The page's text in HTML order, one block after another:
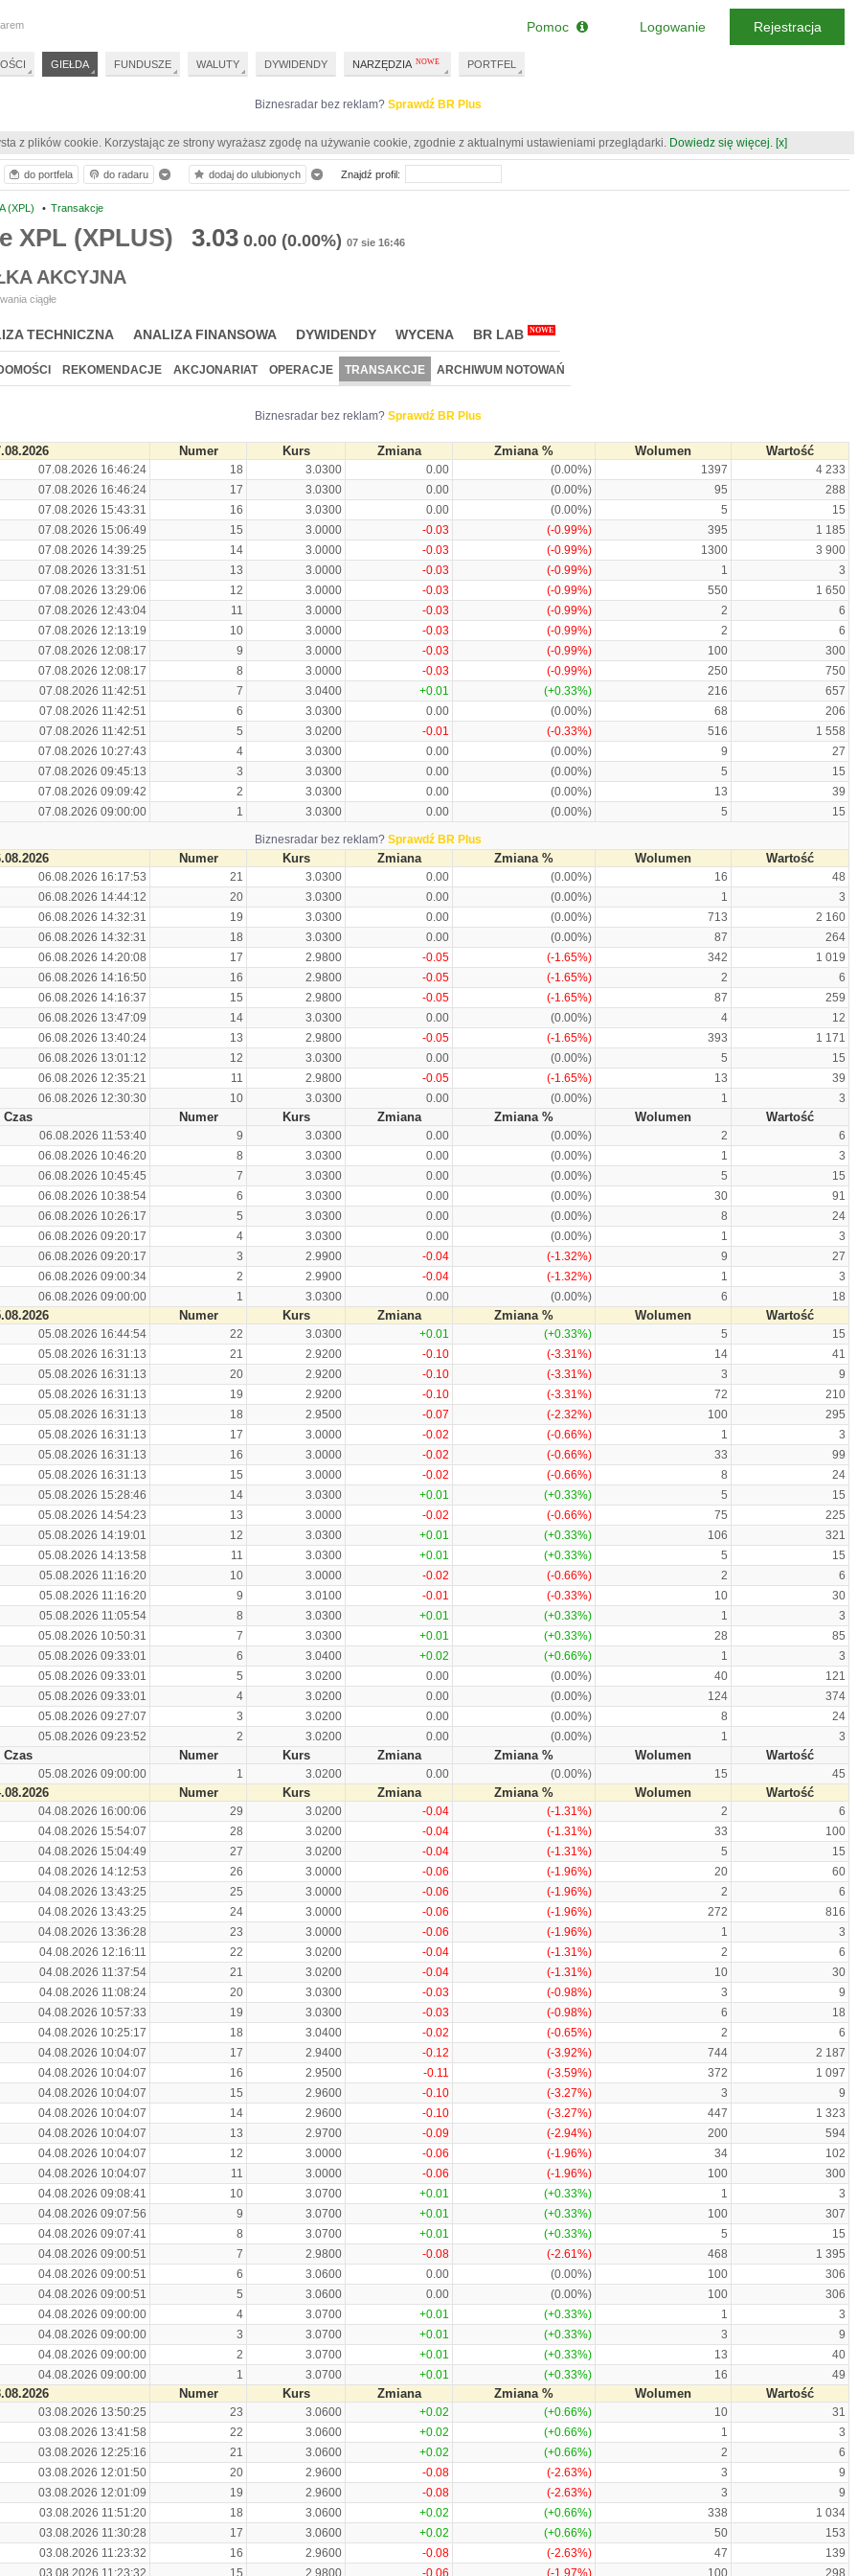
Biznesradar bez reklam? Sprawdź BR Plus
z plików cookie. Korzystając ze strony wyrażasz zgodę na używanie cookie, zgodnie z aktualnymi ustawieniami przeglądarki. Dowiedz się więcej. [x]
(XPL) • Transakcje
XPL (XPLUS) 3.03 0.00 (0.00%) 07 sie 16:46
AKCYJNA
ciągłe
TECHNICZNA ANALIZA FINANSOWA DYWIDENDY WYCENA BR LAB NOWE
REKOMENDACJE AKCJONARIAT OPERACJE TRANSAKCJE ARCHIWUM NOTOWAŃ
Biznesradar bez reklam? Sprawdź BR Plus
Numer Kurs Zmiana Zmiana % Wolumen Wartość
07.08.2026 16:46:24 18 3.0300 0.00 (0.00%) 1397
4 233
07.08.2026 16:46:24
17 3.0300 0.00 (0.00%) 95
288
07.08.2026 15:43:31
16 3.0300 0.00 (0.00%) 5
15
07.08.2026 15:06:49
15 3.0000 -0.03 (-0.99%) 395
1 185
07.08.2026 14:39:25
14 3.0000 -0.03 (-0.99%) 1300
3 900
07.08.2026 13:31:51
13 3.0000 -0.03 (-0.99%) 1
3
07.08.2026 13:29:06
12 3.0000 -0.03 (-0.99%) 550
1 650
07.08.2026 12:43:04
11 3.0000 -0.03 (-0.99%) 2
6
07.08.2026 12:13:19
10 3.0000 -0.03 (-0.99%) 2
6
07.08.2026 12:08:17
9 3.0000 -0.03 (-0.99%) 100
300
07.08.2026 12:08:17
8 3.0000 -0.03 (-0.99%) 250
750
07.08.2026 11:42:51
7 3.0400 +0.01 (+0.33%) 216
657
07.08.2026 11:42:51
6 3.0300 0.00 (0.00%) 68
206
07.08.2026 11:42:51
5 3.0200 -0.01 (-0.33%) 516
1 558
07.08.2026 10:27:43
4 3.0300 0.00 (0.00%) 9
27
07.08.2026 09:45:13
3 3.0300 0.00 (0.00%) 5
15
07.08.2026 09:09:42
2 3.0300 0.00 (0.00%) 13
39
07.08.2026 09:00:00
1 3.0300 0.00 (0.00%) 5 15
Biznesradar bez reklam? Sprawdź BR Plus
Numer Kurs Zmiana Zmiana % Wolumen Wartość
06.08.2026 16:17:53 21 3.0300 0.00 (0.00%) 16
48
06.08.2026 14:44:12
20 3.0300 0.00 (0.00%) 1
3
06.08.2026 14:32:31
19 3.0300 0.00 (0.00%) 713
2 160
06.08.2026 14:32:31
18 3.0300 0.00 (0.00%) 87
264
06.08.2026 14:20:08
17 2.9800 -0.05 (-1.65%) 342
1 019
06.08.2026 14:16:50
16 2.9800 -0.05 (-1.65%) 2
6
06.08.2026 14:16:37
15 2.9800 -0.05 (-1.65%) 87
259
06.08.2026 13:47:09
14 3.0300 0.00 (0.00%) 4
12
06.08.2026 13:40:24
13 2.9800 -0.05 (-1.65%) 393
1 171
06.08.2026 13:01:12
12 3.0300 0.00 (0.00%) 5
15
06.08.2026 12:35:21
11 2.9800 -0.05 (-1.65%) 13
39
06.08.2026 12:30:30
10 3.0300 0.00 (0.00%) 1 3
Czas Numer Kurs Zmiana Zmiana % Wolumen Wartość
06.08.2026 11:53:40 9 3.0300 0.00 (0.00%) 2
6
06.08.2026 10:46:20
8 3.0300 0.00 (0.00%) 1
3
06.08.2026 10:45:45
7 3.0300 0.00 (0.00%) 5
15
06.08.2026 10:38:54
6 3.0300 0.00 (0.00%) 30
91
06.08.2026 10:26:17
5 3.0300 0.00 (0.00%) 8
24
06.08.2026 09:20:17
4 3.0300 0.00 (0.00%) 1
3
06.08.2026 09:20:17
3 2.9900 -0.04 (-1.32%) 9
27
06.08.2026 09:00:34
2 2.9900 -0.04 (-1.32%) 1
3
06.08.2026 09:00:00
1 3.0300 0.00 (0.00%) 6 18
Numer Kurs Zmiana Zmiana % Wolumen Wartość
05.08.2026 16:44:54 22 3.0300 +0.01 (+0.33%) 5
15
05.08.2026 16:31:13
21 2.9200 -0.10 (-3.31%) 14
41
05.08.2026 16:31:13
20 2.9200 -0.10 (-3.31%) 3
9
05.08.2026 16:31:13
19 2.9200 -0.10 (-3.31%) 72
210
05.08.2026 16:31:13
18 2.9500 -0.07 (-2.32%) 100
295
05.08.2026 16:31:13
17 3.0000 -0.02 (-0.66%) 1
3
05.08.2026 16:31:13
16 3.0000 -0.02 (-0.66%) 33
99
05.08.2026 16:31:13
15 3.0000 -0.02 (-0.66%) 8
24
05.08.2026 15:28:46
14 3.0300 +0.01 (+0.33%) 5
15
05.08.2026 14:54:23
13 3.0000 -0.02 (-0.66%) 75
225
05.08.2026 14:19:01
12 3.0300 +0.01 (+0.33%) 106
321
05.08.2026 14:13:58
11 3.0300 +0.01 (+0.33%) 5
15
05.08.2026 11:16:20
10 3.0000 -0.02 (-0.66%) 2
6
05.08.2026 11:16:20
9 3.0100 -0.01 (-0.33%) 10
30
05.08.2026 11:05:54
8 3.0300 +0.01 (+0.33%) 1
3
05.08.2026 10:50:31
7 3.0300 +0.01 (+0.33%) 28
85
05.08.2026 09:33:01
6 3.0400 +0.02 (+0.66%) 1
3
05.08.2026 09:33:01
5 3.0200 0.00 (0.00%) 40
121
05.08.2026 09:33:01
4 3.0200 0.00 (0.00%) 124
374
05.08.2026 09:27:07
3 3.0200 0.00 (0.00%) 8
24
05.08.2026 09:23:52
2 3.0200 0.00 (0.00%) 1 3
Czas Numer Kurs Zmiana Zmiana % Wolumen Wartość
05.08.2026 09:00:00 1 3.0200 0.00 (0.00%) 15 45
Numer Kurs Zmiana Zmiana % Wolumen Wartość
04.08.2026 16:00:06 29 3.0200 -0.04 (-1.31%) 2
6
04.08.2026 15:54:07
28 3.0200 -0.04 (-1.31%) 33
100
04.08.2026 15:04:49
27 3.0200 -0.04 (-1.31%) 5
15
04.08.2026 14:12:53
26 3.0000 -0.06 (-1.96%) 20
60
04.08.2026 13:43:25
25 3.0000 -0.06 (-1.96%) 2
6
04.08.2026 13:43:25
24 3.0000 -0.06 (-1.96%) 272
816
04.08.2026 13:36:28
23 3.0000 -0.06 (-1.96%) 1
3
04.08.2026 12:16:11
22 3.0200 -0.04 (-1.31%) 2
6
04.08.2026 11:37:54
21 3.0200 -0.04 (-1.31%) 10
30
04.08.2026 11:08:24
20 3.0300 -0.03 (-0.98%) 3
9
04.08.2026 10:57:33
19 3.0300 -0.03 (-0.98%) 6
18
04.08.2026 10:25:17
18 3.0400 -0.02 (-0.65%) 2
6
04.08.2026 10:04:07
17 2.9400 -0.12 (-3.92%) 744
2 187
04.08.2026 10:04:07
16 2.9500 -0.11 (-3.59%) 372
1 097
04.08.2026 10:04:07
15 2.9600 -0.10 (-3.27%) 3
9
04.08.2026 10:04:07
14 2.9600 -0.10 (-3.27%) 447
1 323
04.08.2026 10:04:07
13 2.9700 -0.09 (-2.94%) 200
594
04.08.2026 10:04:07
12 3.0000 -0.06 (-1.96%) 34
102
04.08.2026 10:04:07
11 3.0000 -0.06 (-1.96%) 100
300
04.08.2026 09:08:41
10 3.0700 +0.01 (+0.33%) 1
3
04.08.2026 09:07:56
9 3.0700 +0.01 (+0.33%) 100
307
04.08.2026 09:07:41
8 3.0700 +0.01 (+0.33%) 5
15
04.08.2026 09:00:51
7 2.9800 -0.08 (-2.61%) 468
1 395
04.08.2026 09:00:51
6 3.0600 0.00 (0.00%) 100
306
04.08.2026 09:00:51
5 3.0600 0.00 (0.00%) 100
306
04.08.2026 09:00:00
4 3.0700 +0.01 (+0.33%) 1
3
04.08.2026 09:00:00
3 3.0700 +0.01 (+0.33%) 3
9
04.08.2026 09:00:00
2 3.0700 +0.01 (+0.33%) 13
40
04.08.2026 09:00:00
1 3.0700 +0.01 (+0.33%) 16 49
Numer Kurs Zmiana Zmiana % Wolumen Wartość
03.08.2026 13:50:25 23 3.0600 +0.02 (+0.66%) 10
31
03.08.2026 13:41:58
22 3.0600 +0.02 (+0.66%) 1
3
03.08.2026 12:25:16
21 3.0600 +0.02 (+0.66%) 2
6
03.08.2026 12:01:50
20 2.9600 -0.08 (-2.63%) 3
9
03.08.2026 12:01:09
19 2.9600 -0.08 (-2.63%) 3
9
03.08.2026 11:51:20
18 3.0600 +0.02 (+0.66%) 338
1 034
03.08.2026 11:30:28
17 3.0600 +0.02 (+0.66%) 50
153
03.08.2026 11:23:32
16 2.9600 -0.08 (-2.63%) 47
139
03.08.2026 11:23:32
15 2.9800 -0.06 (-1.97%) 100 298
do portfela do radaru dodaj do ulubionych Znajdź profil:
GIEŁDA FUNDUSZE WALUTY DYWIDENDY NARZĘDZIA PORTFEL
Pomoc Logowanie Rejestracja